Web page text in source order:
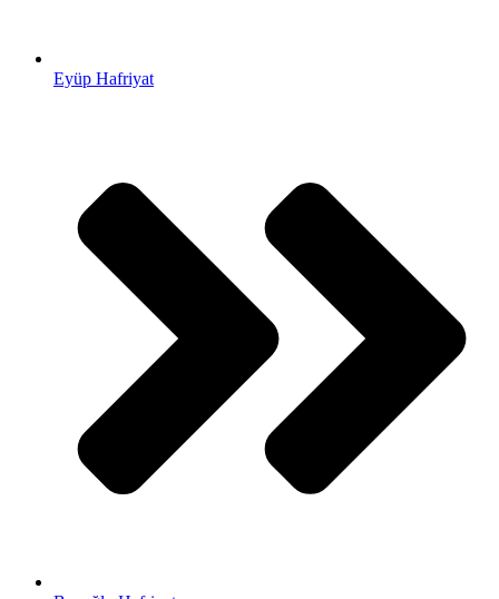
Eyüp Hafriyat